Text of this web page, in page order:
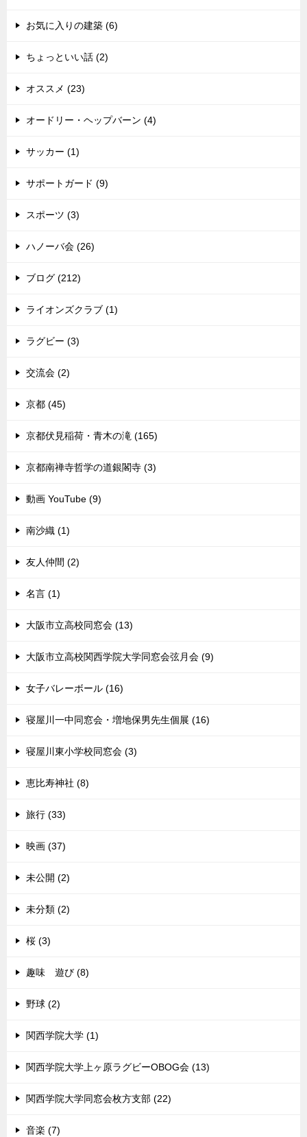
お気に入りの建築 (6)
ちょっといい話 (2)
オススメ (23)
オードリー・ヘップバーン (4)
サッカー (1)
サポートガード (9)
スポーツ (3)
ハノーバ会 (26)
ブログ (212)
ライオンズクラブ (1)
ラグビー (3)
交流会 (2)
京都 (45)
京都伏見稲荷・青木の滝 (165)
京都南禅寺哲学の道銀閣寺 (3)
動画 YouTube (9)
南沙織 (1)
友人仲間 (2)
名言 (1)
大阪市立高校同窓会 (13)
大阪市立高校関西学院大学同窓会弦月会 (9)
女子バレーボール (16)
寝屋川一中同窓会・増地保男先生個展 (16)
寝屋川東小学校同窓会 (3)
恵比寿神社 (8)
旅行 (33)
映画 (37)
未公開 (2)
未分類 (2)
桜 (3)
趣味 遊び (8)
野球 (2)
関西学院大学 (1)
関西学院大学上ヶ原ラグビーOBOG会 (13)
関西学院大学同窓会枚方支部 (22)
音楽 (7)